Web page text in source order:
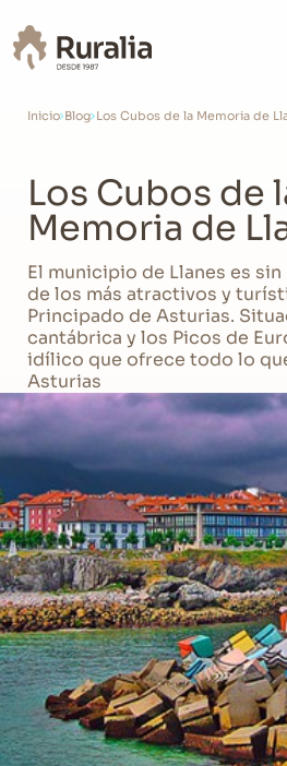
Inicio Blog Los Cubos de la Memoria de
Los Cubos de
Memoria de
El municipio de Llanes es
de los más atractivos y
Principado de Asturias.
cantábrica y los Picos de
idílico que ofrece todo lo
Asturias